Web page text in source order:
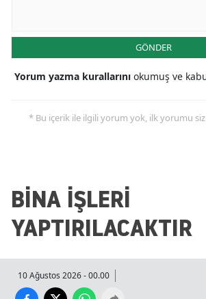
GÖNDER
Yorum yazma kurallarını okumuş ve
* Bu içerik ile ilgili yorum yok, ilk yorumu siz
BİNA İŞLERİ
YAPTIRILACAKTIR
10 Ağustos 2026 - 00.00